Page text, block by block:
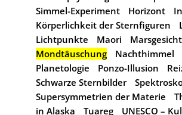
Simmel-Experiment
Horizont
Körperlichkeit der Sternfiguren
Lichtpunkte
Maori Marsgesicht
Mondtäuschung
Nachthimmel
Planetologie
Ponzo-Illusion
Schwarze Sternbilder
Supersymmetrien der Materie
in Alaska
Tuareg UNESCO –